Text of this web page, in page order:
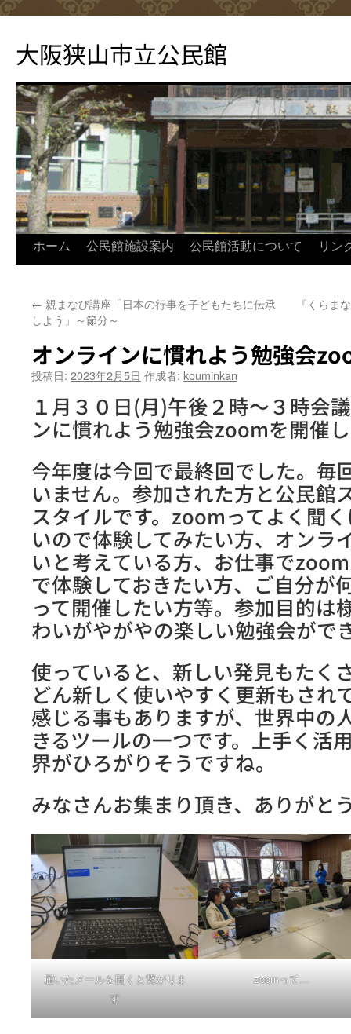
テ
ン
へ
ス
キ
ッ
プ
大阪狭山市立公民館
ホーム 公民館施設案内 公民館活動について リン
← 親まなび講座「日本の行事を子どもたちに伝承
しよう」～節分～
『くらま
オンラインに慣れよう勉強会
投稿日: 2023年2月5日 作成者: kouminkan
１月３０日(月)午後２時～３時会
ンに慣れよう勉強会zoomを開催
今年度は今回で最終回でした。毎
いません。参加された方と公民館
スタイルです。zoomってよく聞
いので体験してみたい方、オンラ
いと考えている方、お仕事で
で体験しておきたい方、ご自分が
って開催したい方等。参加目的は
わいがやがやの楽しい勉強会がで
使っていると、新しい発見もたく
どん新しく使いやすく更新もされ
感じる事もありますが、世界中の
きるツールの一つです。上手く活
界がひろがりそうですね。
みなさんお集まり頂き、ありがと
届いたメールを開くと繋がりま
す
zoomって…